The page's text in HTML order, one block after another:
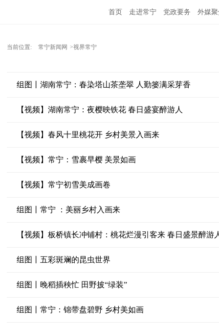
首页 走进常宁 党政要务 外媒
当前位置: 常宁新闻网 >视界常宁
组图丨湖南常宁：春染塔山茶垄翠 人勤篓满采芽香
【视频】湖南常宁：夜樱映铁花 春日盛宴醉游人
【视频】春风十里桃花开 乡村美景入画来
【视频】常宁：雪裹早樱 美景如画
【视频】常宁初雪美成画卷
组图丨常宁 ：美丽乡村入画来
【视频】板桥镇长冲铺村：桃花烂漫引客来 春日盛景醉游
组图丨五彩斑斓的昆虫世界
组图丨晚稻插秧忙 田野披“绿装”
组图丨常宁：锦带盘碧野 乡村美如画